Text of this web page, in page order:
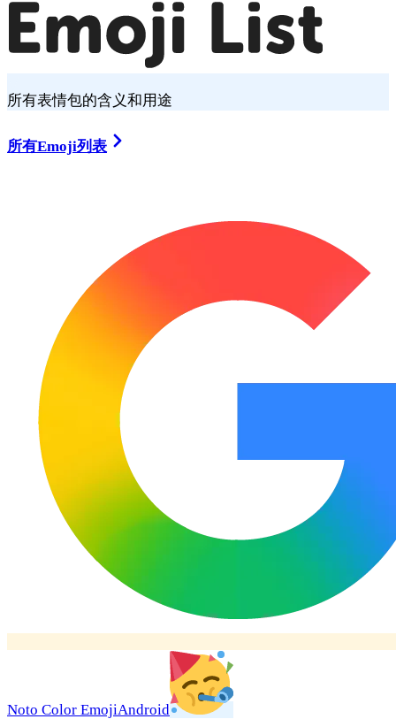
所有表情包的含义和用途
所有Emoji列表
Noto Color EmojiAndroid